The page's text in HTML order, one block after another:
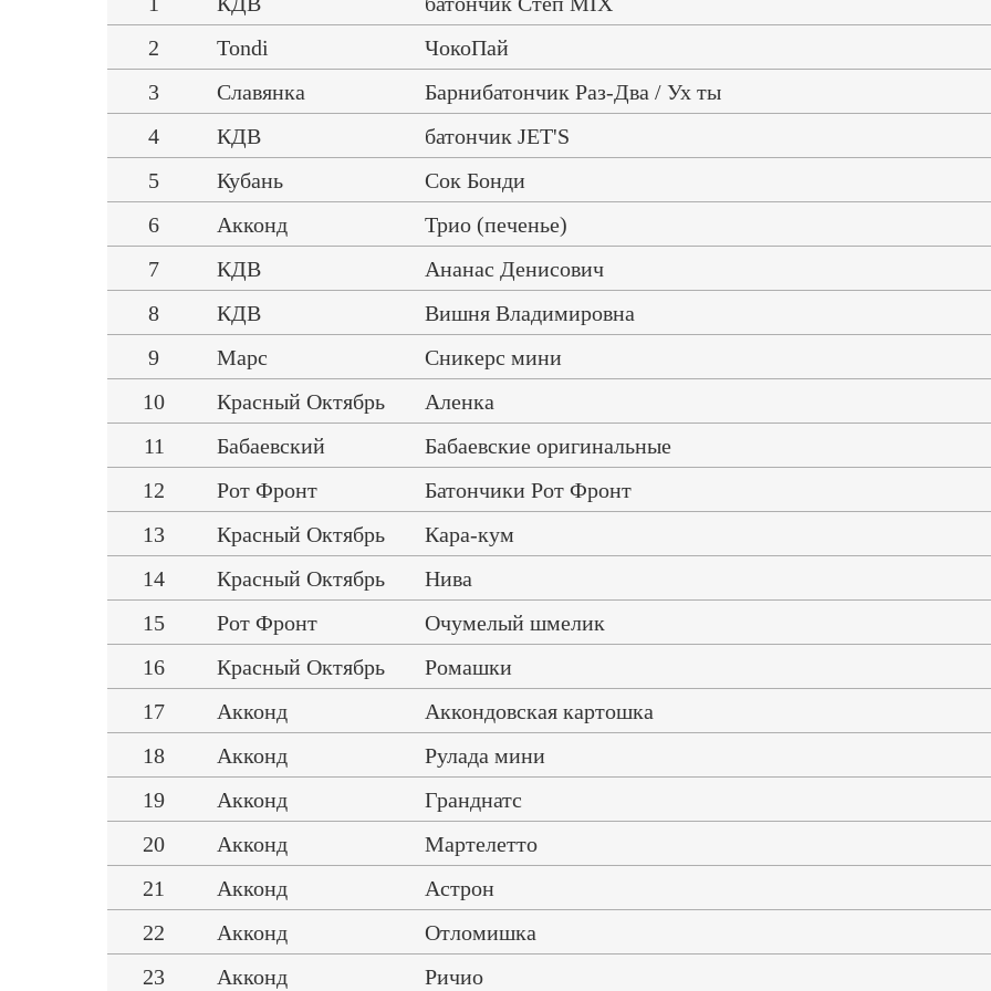
2
Tondi ЧокоПай
3
Славянка Барнибатончик Раз-Два / Ух ты
4
КДВ батончик JET'S
5
Кубань Сок Бонди
6
Акконд Трио (печенье)
7
КДВ Ананас Денисович
8
КДВ Вишня Владимировна
9
Марс Сникерс мини
10
Красный Октябрь Аленка
11
Бабаевский Бабаевские оригинальные
12
Рот Фронт Батончики Рот Фронт
13
Красный Октябрь Кара-кум
14
Красный Октябрь Нива
15
Рот Фронт Очумелый шмелик
16
Красный Октябрь Ромашки
17
Акконд Аккондовская картошка
18
Акконд Рулада мини
19
Акконд Гранднатс
20
Акконд Мартелетто
21
Акконд Астрон
22
Акконд Отломишка
23
Акконд Ричио